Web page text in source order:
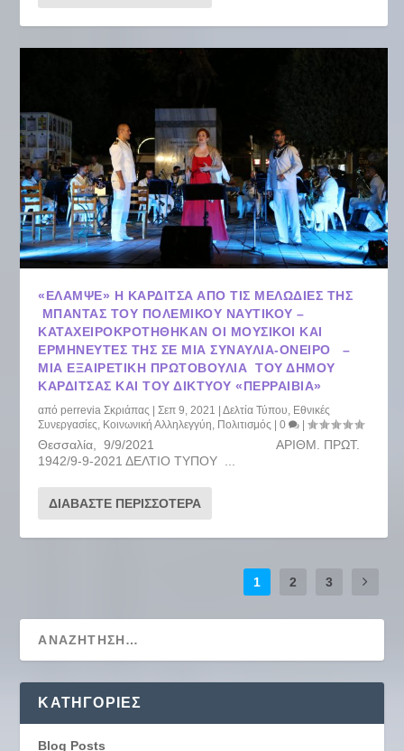
«ΈΛΑΜΨΕ» Η ΚΑΡΔΊΤΣΑ ΑΠΌ ΤΙΣ ΜΕΛΩΔΊΕΣ ΤΗΣ
ΜΠΆΝΤΑΣ ΤΟΥ ΠΟΛΕΜΙΚΟΎ ΝΑΥΤΙΚΟΎ –
ΚΑΤΑΧΕΙΡΟΚΡΟΤΉΘΗΚΑΝ ΟΙ ΜΟΥΣΙΚΟΊ ΚΑΙ
ΕΡΜΗΝΕΥΤΈΣ ΤΗΣ ΣΕ ΜΙΑ ΣΥΝΑΥΛΊΑ-ΌΝΕΙΡΟ –
ΜΙΑ ΕΞΑΙΡΕΤΙΚΉ ΠΡΩΤΟΒΟΥΛΊΑ ΤΟΥ ΔΉΜΟΥ
ΚΑΡΔΊΤΣΑΣ ΚΑΙ ΤΟΥ ΔΙΚΤΎΟΥ «ΠΕΡΡΑΙΒΙΑ»
απόperrevia Σκριάπας |Σεπ 9, 2021 |Δελτία Τύπου, Εθνικές
Συνεργασίες, Κοινωνική Αλληλεγγύη, Πολιτισμός |0 |
Θεσσαλία, 9/9/2021 ΑΡΙΘΜ. ΠΡΩΤ.
1942/9-9-2021 ΔΕΛΤΙΟ ΤΥΠΟΥ ...
ΔΙΑΒΆΣΤΕ ΠΕΡΙΣΣΌΤΕΡΑ
1 2 3
KΑΤΗΓΟΡΊΕΣ
Blog Posts